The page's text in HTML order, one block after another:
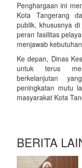
Penghargaan ini
Kota Tangerang
publik, khususnya
peran fasilitas
menjawab
Ke depan, Dinas
untuk terus
berkelanjutan
peningkatan mutu
masyarakat Kota
BERITA